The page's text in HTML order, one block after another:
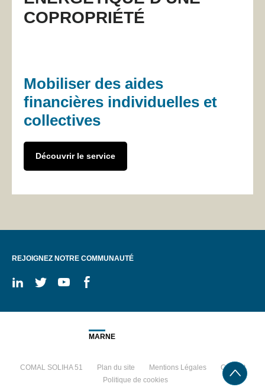
COPROPRIÉTÉ
Mobiliser des aides
financières individuelles et
collectives
Découvrir le service
REJOIGNEZ NOTRE COMMUNAUTÉ
On
On
On
On
MARNE
COMAL SOLIHA 51 Plan du site Mentions Légales
Contact
Politique de cookies